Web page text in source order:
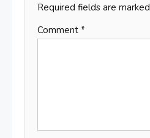
Required fields are marked
Comment *